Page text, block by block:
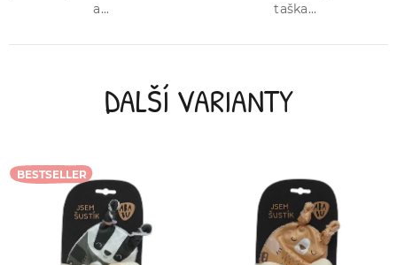
a...
taška...
DALŠÍ VARIANTY
BESTSELLER